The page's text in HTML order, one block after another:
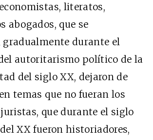
literatos,
abogados, que se
durante el
autoritarismo político de la
del siglo XX, dejaron de
temas que no fueran los
que durante el siglo
XX fueron historiadores,